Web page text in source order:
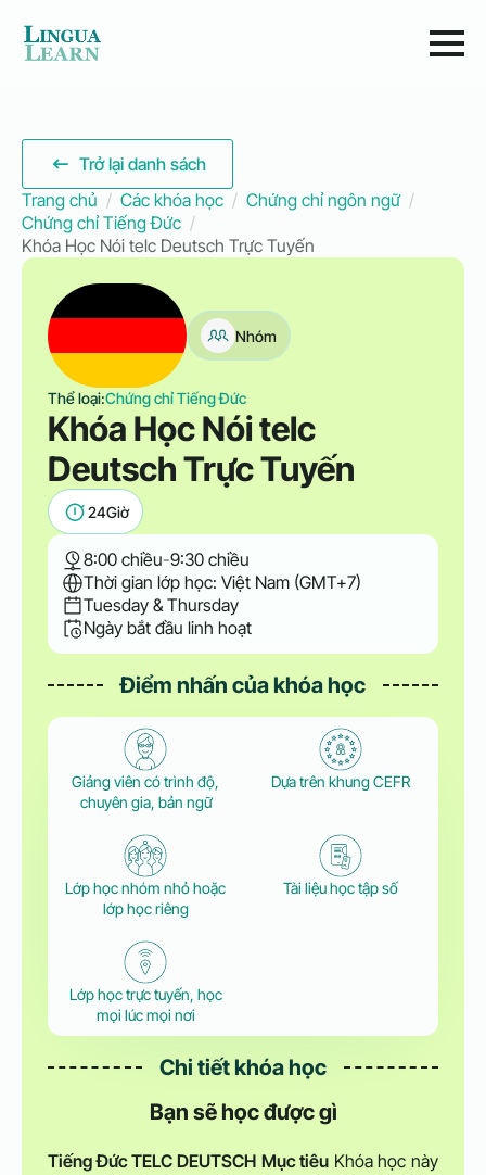
Trở lại danh sách
Trang chủ
Các khóa học
Chứng chỉ ngôn ngữ
Chứng chỉ Tiếng Đức
Khóa Học Nói telc Deutsch Trực Tuyến
Nhóm
Thể loại:Chứng chỉ Tiếng Đức
Khóa Học Nói telc
Deutsch Trực Tuyến
24Giờ
8:00 chiều-9:30 chiều
Thời gian lớp học: Việt Nam (GMT+7)
Tuesday & Thursday
Ngày bắt đầu linh hoạt
Điểm nhấn của khóa học
Giảng viên có trình độ,
chuyên gia, bản ngữ
Dựa trên khung CEFR
Lớp học nhóm nhỏ hoặc
lớp học riêng
Tài liệu học tập số
Lớp học trực tuyến, học
mọi lúc mọi nơi
Chi tiết khóa học
Bạn sẽ học được gì
Tiếng Đức TELC DEUTSCH Mục tiêu Khóa học này